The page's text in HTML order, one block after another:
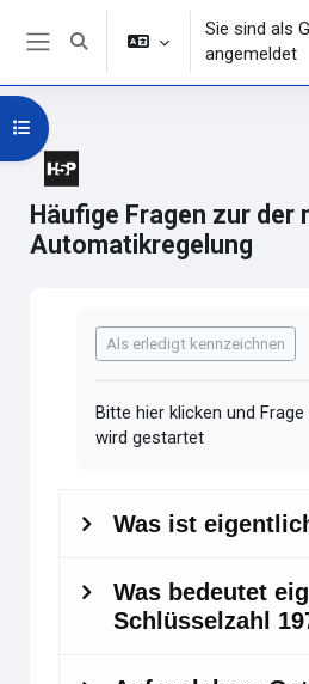
Zum Hauptinhalt
Sucheingabe umschalten
Sie sind als
angemeldet
Häufige Fragen zur der
Automatikregelung
Kursindex öffnen
Als erledigt kennzeichnen
Bitte hier klicken und
wird gestartet